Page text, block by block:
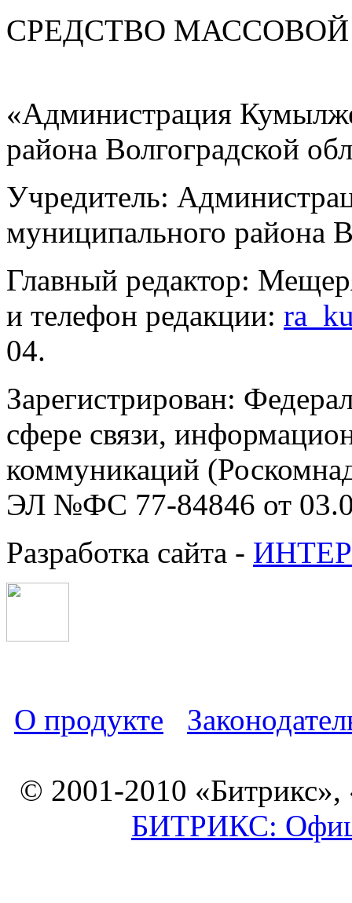
СРЕДСТВО
«Администрация
района Волгоградской
Учредитель:
муниципального района
Главный редактор:
и телефон редакции:
04.
Зарегистрирован:
сфере связи,
коммуникаций
ЭЛ №ФС 77-84846 от
Разработка сайта -
О продукте
© 2001-2010 «Битрикс»,
БИТРИКС: